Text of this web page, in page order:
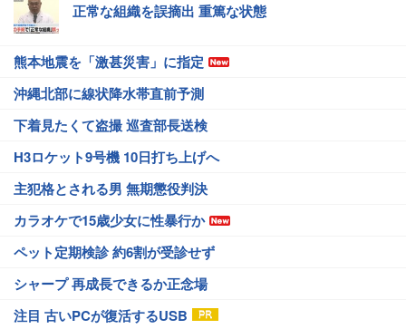
正常な組織を誤摘出 重篤な状態
熊本地震を「激甚災害」に指定
沖縄北部に線状降水帯直前予測
下着見たくて盗撮 巡査部長送検
H3ロケット9号機 10日打ち上げへ
主犯格とされる男 無期懲役判決
カラオケで15歳少女に性暴行か
ペット定期検診 約6割が受診せず
シャープ 再成長できるか正念場
注目 古いPCが復活するUSB